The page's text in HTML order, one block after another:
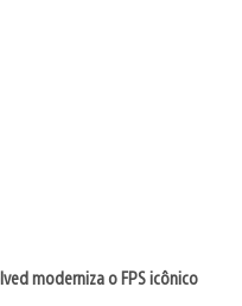
moderniza o FPS icônico